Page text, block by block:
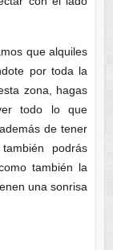
que alquiles
por toda la
zona, hagas
todo lo que
de tener
podrás
también la
una sonrisa